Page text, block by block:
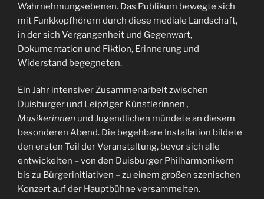
Wahrnehmungsebenen. Das Publikum bewegte sich
mit Funkkopfhörern durch diese mediale Landschaft,
in der sich Vergangenheit und Gegenwart,
Dokumentation und Fiktion, Erinnerung und
Widerstand begegneten.
Ein Jahr intensiver Zusammenarbeit zwischen
Duisburger und Leipziger Künstlerinnen ,
Musikerinnen und Jugendlichen mündete an diesem
besonderen Abend. Die begehbare Installation bildete
den ersten Teil der Veranstaltung, bevor sich alle
entwickelten – von den Duisburger Philharmonikern
bis zu Bürgerinitiativen – zu einem großen szenischen
Konzert auf der Hauptbühne versammelten.